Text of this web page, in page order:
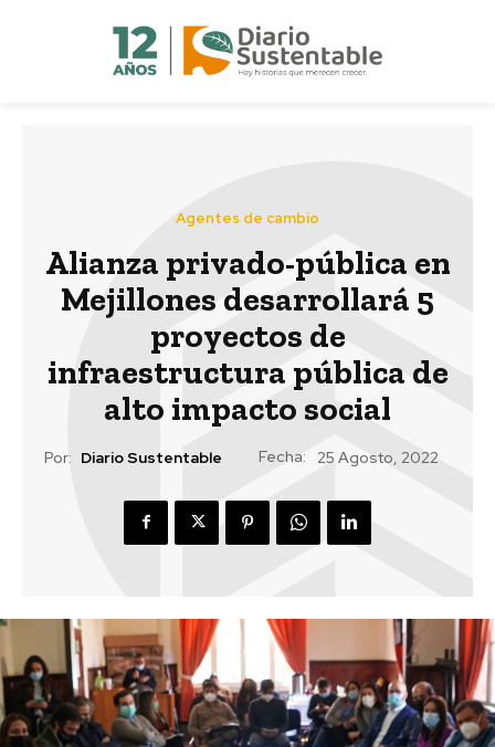
Agentes de cambio
Alianza privado-pública en
Mejillones desarrollará 5
proyectos de
infraestructura pública de
alto impacto social
Por: Diario Sustentable Fecha: 25 Agosto, 2022